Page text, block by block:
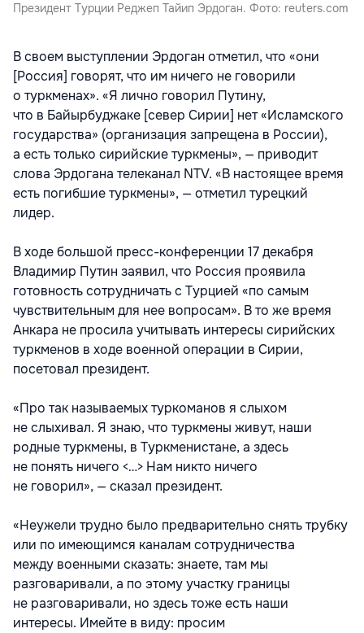
Президент Турции Реджеп Тайип Эрдоган. Фото: reuters.com
В своем выступлении Эрдоган отметил, что «они
[Россия] говорят, что им ничего не говорили
о туркменах». «Я лично говорил Путину,
что в Байырбуджаке [север Сирии] нет «Исламского
государства» (организация запрещена в России),
а есть только сирийские туркмены», — приводит
слова Эрдогана телеканал NTV. «В настоящее время
есть погибшие туркмены», — отметил турецкий
лидер.
В ходе большой пресс-конференции 17 декабря
Владимир Путин заявил, что Россия проявила
готовность сотрудничать с Турцией «по самым
чувствительным для нее вопросам». В то же время
Анкара не просила учитывать интересы сирийских
туркменов в ходе военной операции в Сирии,
посетовал президент.
«Про так называемых туркоманов я слыхом
не слыхивал. Я знаю, что туркмены живут, наши
родные туркмены, в Туркменистане, а здесь
не понять ничего <…> Нам никто ничего
не говорил», — сказал президент.
«Неужели трудно было предварительно снять трубку
или по имеющимся каналам сотрудничества
между военными сказать: знаете, там мы
разговаривали, а по этому участку границы
не разговаривали, но здесь тоже есть наши
интересы. Имейте в виду: просим